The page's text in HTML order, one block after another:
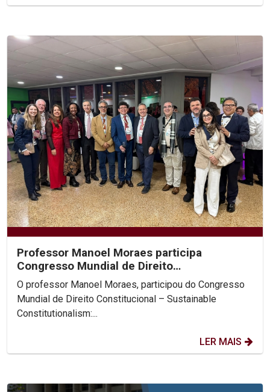
Professor Manoel Moraes participa
Congresso Mundial de Direito
Constitucional, na Colômbia.
O professor Manoel Moraes, participou do Congresso
Mundial de Direito Constitucional – Sustainable
Constitutionalism:...
LER MAIS